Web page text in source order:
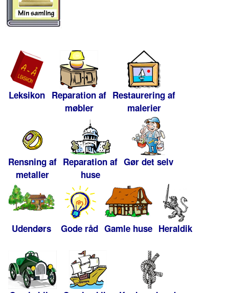
Leksikon Reparation af
møbler
Restaurering af
malerier
Rensning af
metaller
Reparation af
huse
Gør det selv
Udendørs Gode råd Gamle huse Heraldik